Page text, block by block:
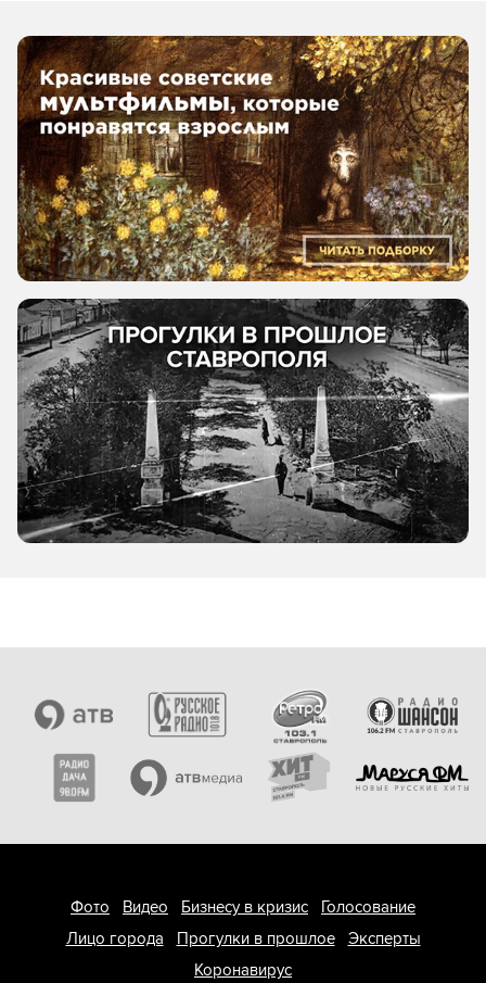
Фото Видео Бизнесу в кризис
Голосование
Лицо города
Прогулки в прошлое
Эксперты
Коронавирус